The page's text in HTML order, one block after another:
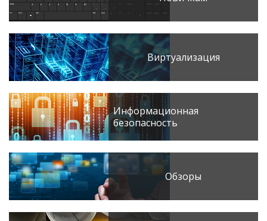
Виртуализация
Информационная
безопасность
Обзоры